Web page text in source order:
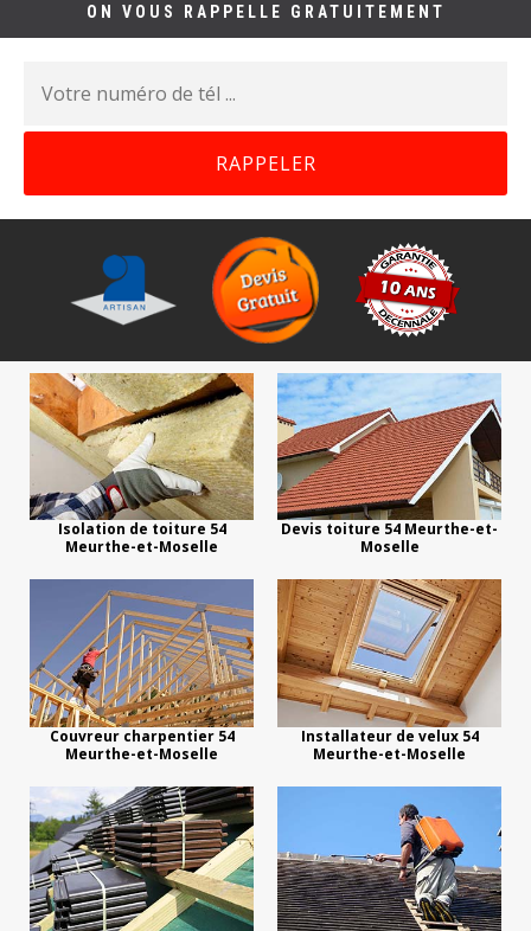
ON VOUS RAPPELLE GRATUITEMENT
Isolation de toiture 54
Meurthe-et-Moselle
Devis toiture 54 Meurthe-et-
Moselle
Couvreur charpentier 54
Meurthe-et-Moselle
Installateur de velux 54
Meurthe-et-Moselle